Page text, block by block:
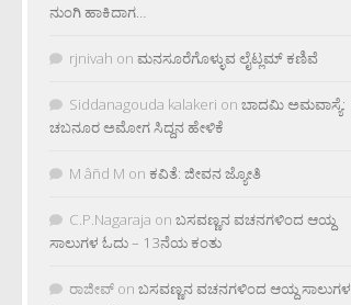
ನುಂಗಿ ಹಾಕಿದಾಗ…
rjnivah on ಮನಸೂರೆಗೊಳ್ಳುವ ಲೈಟ್ಲಮ್ ಕಣಿವೆ
Siddanagouda kalakeri on ಬಾದಮಿ ಅಮವಾಸ್ಯೆ:
ಚಬನೂರ ಅಮೋಗ ಸಿದ್ದನ ಹೇಳಿಕೆ
M âñd M on ಕವಿತೆ: ಜೀವನ ಜ್ಯೋತಿ
C.P.Nagaraja on ಬಸವಣ್ಣನ ವಚನಗಳಿಂದ ಆಯ್ದ
ಸಾಲುಗಳ ಓದು – 13ನೆಯ ಕಂತು
ರಾಜೀವ್ on ಬಸವಣ್ಣನ ವಚನಗಳಿಂದ ಆಯ್ದ ಸಾಲುಗಳ